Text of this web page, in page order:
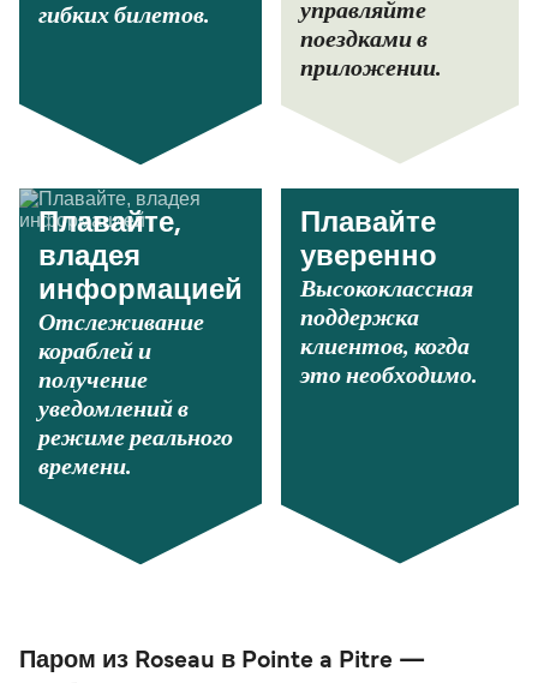
гибких билетов.
управляйте
поездками в
приложении.
Плавайте,
владея
информацией
Отслеживание
кораблей и
получение
уведомлений в
режиме реального
времени.
Плавайте
уверенно
Высококлассная
поддержка
клиентов, когда
это необходимо.
Паром из Roseau в Pointe a Pitre —